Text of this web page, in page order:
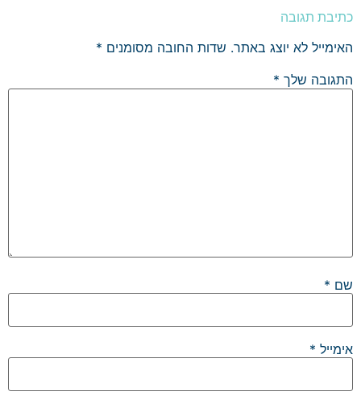
כתיבת תגובה
האימייל לא יוצג באתר. שדות החובה מסומנים *
התגובה שלך *
שם *
אימייל *